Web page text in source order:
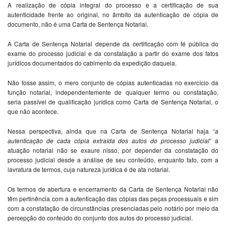
A realização de cópia integral do processo e a certificação de sua
autenticidade frente ao original, no âmbito da autenticação de cópia de
documento, não é uma Carta de Sentença Notarial.
A Carta de Sentença Notarial depende da certificação com fé pública do
exame do processo judicial e da constatação a partir do exame dos fatos
jurídicos documentados do cabimento da expedição daquela.
Não fosse assim, o mero conjunto de cópias autenticadas no exercício da
função notarial, independentemente de qualquer termo ou constatação,
seria passível de qualificação jurídica como Carta de Sentença Notarial, o
que não acontece.
Nessa perspectiva, ainda que na Carta de Sentença Notarial haja “a
autenticação de cada cópia extraída dos autos do processo judicial” a
atuação notarial não se exaure nisso, por depender da constatação do
processo judicial desde a análise de seu conteúdo, enquanto fato, com a
lavratura de termos, cuja natureza jurídica é de ata notarial.
Os termos de abertura e encerramento da Carta de Sentença Notarial não
têm pertinência com a autenticação das cópias das peças processuais e sim
com a constatação de circunstâncias presenciadas pelo notário por meio da
percepção do conteúdo do conjunto dos autos do processo judicial.